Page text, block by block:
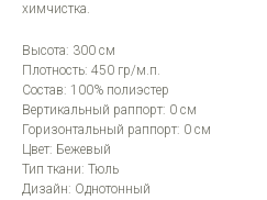
химчистка.
Высота: 300 см
Плотность: 450 гр/м.п.
Состав: 100% полиэстер
Вертикальный раппорт: 0 см
Горизонтальный раппорт: 0 см
Цвет: Бежевый
Тип ткани: Тюль
Дизайн: Однотонный